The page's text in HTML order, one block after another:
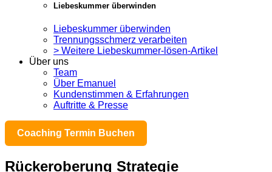
Liebeskummer überwinden
Liebeskummer überwinden
Trennungsschmerz verarbeiten
> Weitere Liebeskummer-lösen-Artikel
Über uns
Team
Über Emanuel
Kundenstimmen & Erfahrungen
Auftritte & Presse
Coaching Termin Buchen
Rückeroberung Strategie